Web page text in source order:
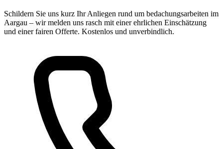
Schildern Sie uns kurz Ihr Anliegen rund um bedachungsarbeiten im
Aargau – wir melden uns rasch mit einer ehrlichen Einschätzung
und einer fairen Offerte. Kostenlos und unverbindlich.